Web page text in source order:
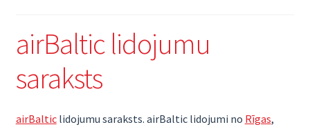
airBaltic lidojumu
saraksts
airBalticlidojumu saraksts. airBaltic lidojumi no Rīgas,